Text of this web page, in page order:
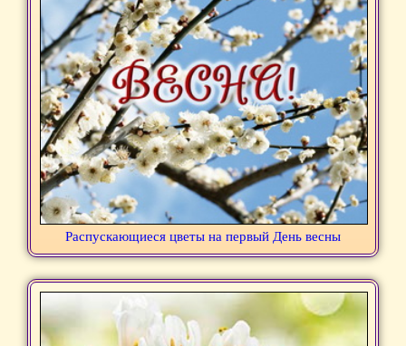
Распускающиеся цветы на первый День весны